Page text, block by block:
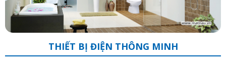
THIẾT BỊ ĐIỆN THÔNG MINH